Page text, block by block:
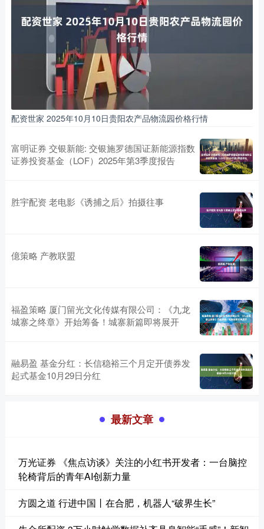
配资世家 2025年10月10日贵阳农产品物流园价格行情
富明证券 交银新能: 交银施罗德国证新能源指数
证券投资基金（LOF）2025年第3季度报告
胜宇配资 老电影《诱捕之后》拍摄往事
億策略 产教联盟
福盈策略 厦门留光文化传媒有限公司：《九龙
城寨之终章》开始筹备！城寨新篇即将展开
融易盈 基金分红：长信稳裕三个月定开债券发
起式基金10月29日分红
最新文章
万光证券 《焦点访谈》关注的小红书开发者：一台脑控
轮椅背后的青年AI创新力量
方圆之道 行进中国丨在合肥，机器人“破界生长”